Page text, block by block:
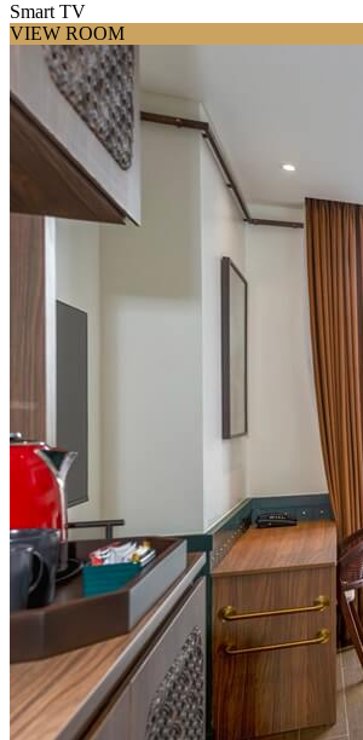
Smart TV
VIEW ROOM